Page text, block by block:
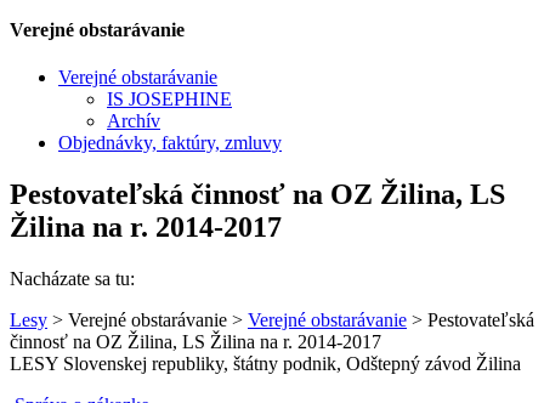
Verejné obstarávanie
Verejné obstarávanie
IS JOSEPHINE
Archív
Objednávky, faktúry, zmluvy
Pestovateľská činnosť na OZ Žilina, LS
Žilina na r. 2014-2017
Nacházate sa tu:
Lesy > Verejné obstarávanie > Verejné obstarávanie > Pestovateľská
činnosť na OZ Žilina, LS Žilina na r. 2014-2017
LESY Slovenskej republiky, štátny podnik, Odštepný závod Žilina